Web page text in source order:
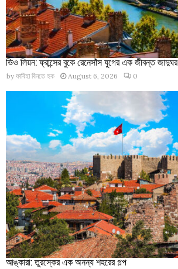
ভিও লিয়ন: ফ্রান্সের বুকে রেনেসাঁস যুগের এক জীবন্ত জাদুঘর
by ফাবিহা বিনতে হক August 6, 2026 0
আঙ্কারা: তুরস্কের এক অনন্য শহরের গল্প